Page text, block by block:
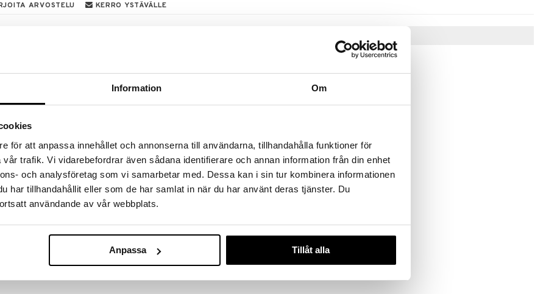
Information Om
för att anpassa innehållet och annonserna till användarna, tillhandahålla funktioner för
trafik. Vi vidarebefordrar även sådana identifierare och annan information från din enhet
och analysföretag som vi samarbetar med. Dessa kan i sin tur kombinera informationen
har tillhandahållit eller som de har samlat in när du har använt deras tjänster. Du
användande av vår webbplats.
Anpassa Tillåt alla
ARVOSTELU KERRO YSTÄVÄLLE
voivat päästä loppumaan!
ale-löydöt »
on tilaa kaikelle, mitä lapsesi tarvitsee
pienelle seikkailijalle, joka tykkää rullata
ja Ingrid Vang Nymanin klassiset
Peppi Selkäreppu
PIPPI LÅNGSTRUMP